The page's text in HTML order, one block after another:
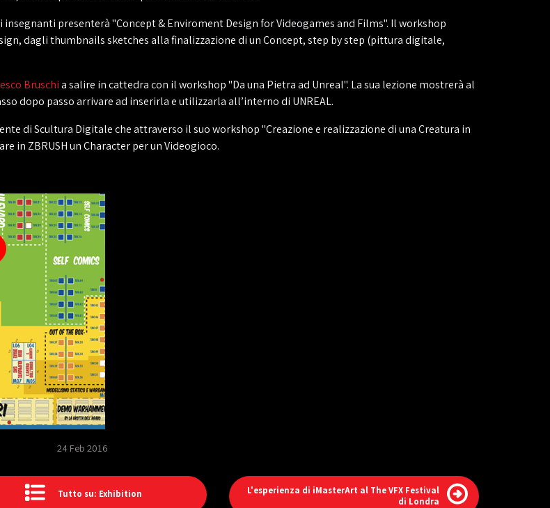
insegnanti presenterà "Concept & Enviroment Design for Videogames and Films". Il workshop
dagli thumbnails sketches alla finalizzazione di un Concept, step by step (pittura digitale,
Bruschia salire in cattedra con il workshop "Da una Pietra ad Unreal". La sua lezione mostrerà al
dopo passo arrivare ad inserirla e utilizzarla all’interno di UNREAL.
di Scultura Digitale che attraverso il suo workshop "Creazione e realizzazione di una Creatura in
in ZBRUSH un Character per un Videogioco.
24 Feb 2016
Tutto su: Exhibition
L'esperienza di iMasterArt al The VFX Festival
di Londra